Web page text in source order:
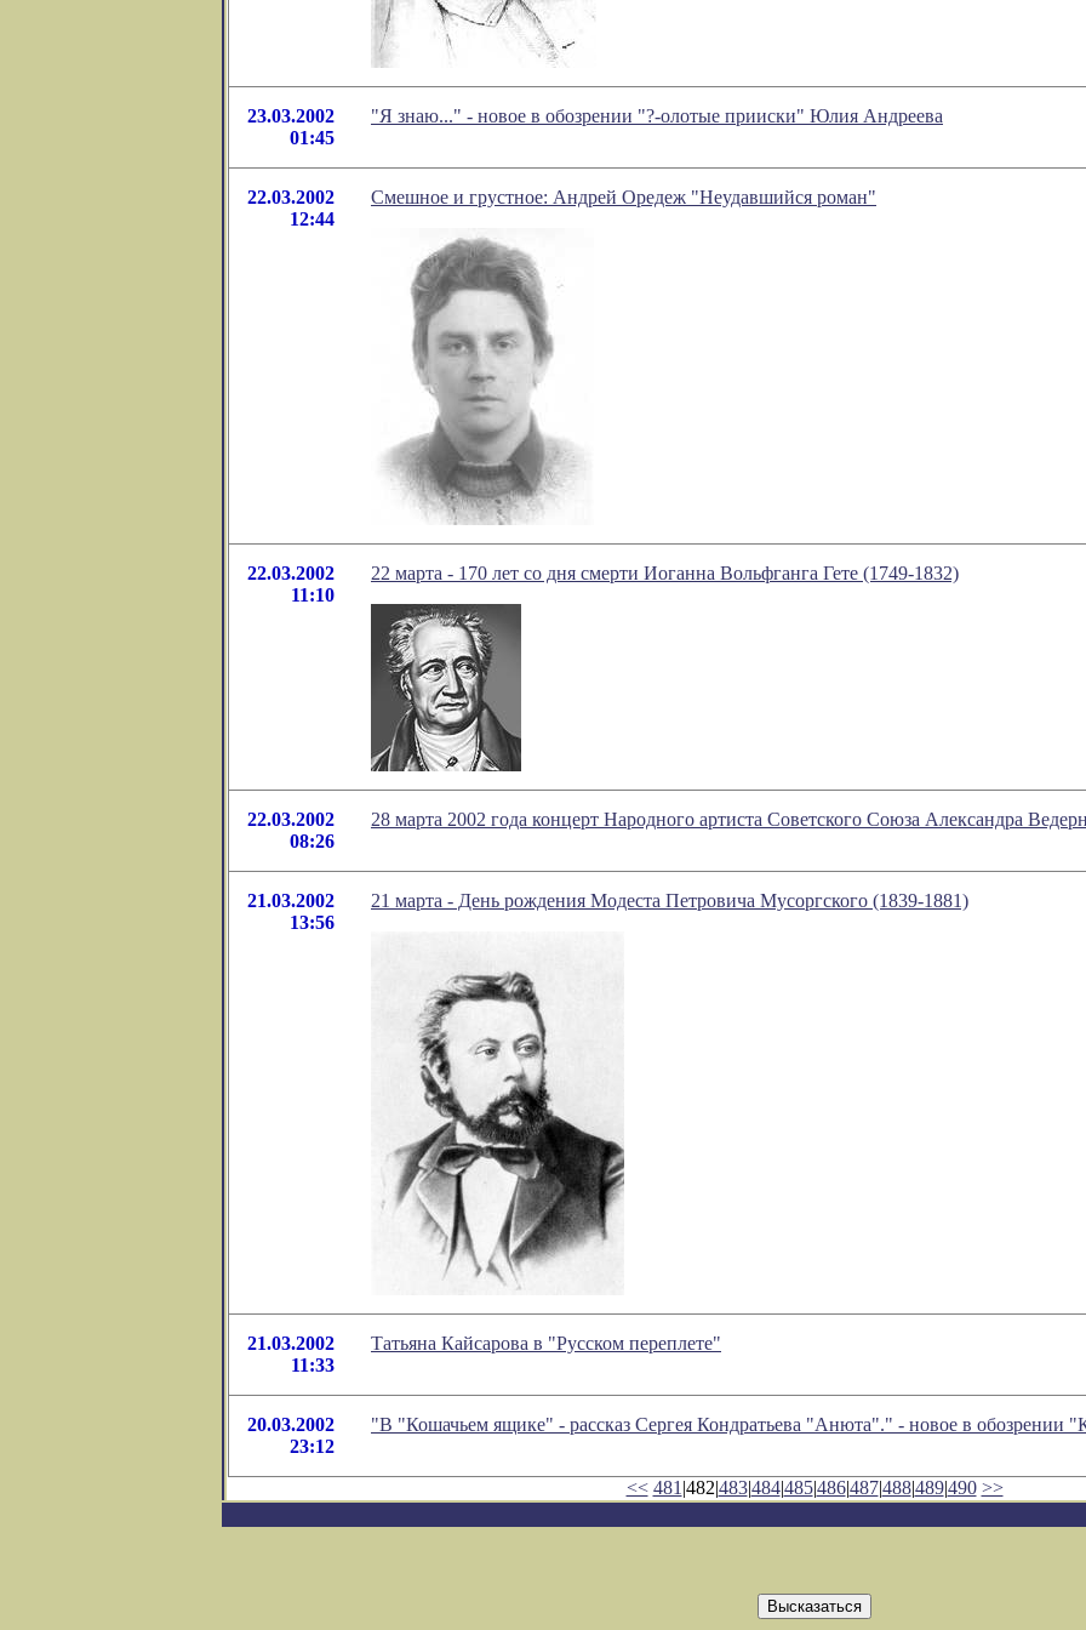
23.03.2002
01:45
"Я знаю..." - новое в обозрении "?-олотые прииски" Юлия Андреева
22.03.2002
12:44
Смешное и грустное: Андрей Оредеж "Неудавшийся роман"
22.03.2002
11:10
22 марта - 170 лет со дня смерти Иоганна Вольфганга Гете (1749-1832)
22.03.2002
08:26
28 марта 2002 года концерт Народного артиста Советского Союза Александра
21.03.2002
13:56
21 марта - День рождения Модеста Петровича Мусоргского (1839-1881)
21.03.2002
11:33
Татьяна Кайсарова в "Русском переплете"
20.03.2002
23:12
"В "Кошачьем ящике" - рассказ Сергея Кондратьева "Анюта"." - новое в обозрении
<< 481 |482|483|484|485|486|487|488|489|490 >>